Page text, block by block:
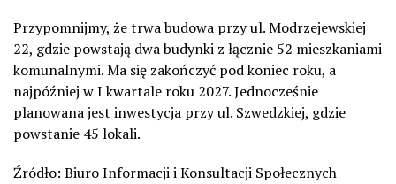
Przypomnijmy, że trwa budowa przy ul. Modrzejewskiej
22, gdzie powstają dwa budynki z łącznie 52 mieszkaniami
komunalnymi. Ma się zakończyć pod koniec roku, a
najpóźniej w I kwartale roku 2027. Jednocześnie
planowana jest inwestycja przy ul. Szwedzkiej, gdzie
powstanie 45 lokali.
Źródło: Biuro Informacji i Konsultacji Społecznych